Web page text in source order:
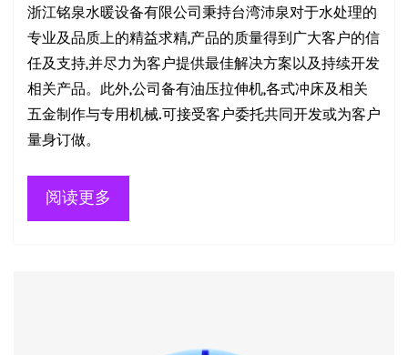
浙江铭泉水暖设备有限公司秉持台湾沛泉对于水处理的
专业及品质上的精益求精,产品的质量得到广大客户的信
任及支持,并尽力为客户提供最佳解决方案以及持续开发
相关产品。此外,公司备有油压拉伸机,各式冲床及相关
五金制作与专用机械.可接受客户委托共同开发或为客户
量身订做。
阅读更多